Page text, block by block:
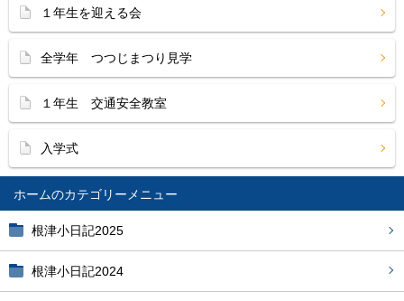
ホーム
根津小日記2025
根津小日記2024
１年生を迎える会
全学年 つつじまつり見学
１年生 交通安全教室
入学式